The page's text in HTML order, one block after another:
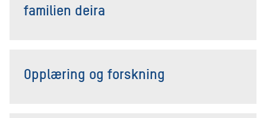
familien deira
Opplæring og forskning